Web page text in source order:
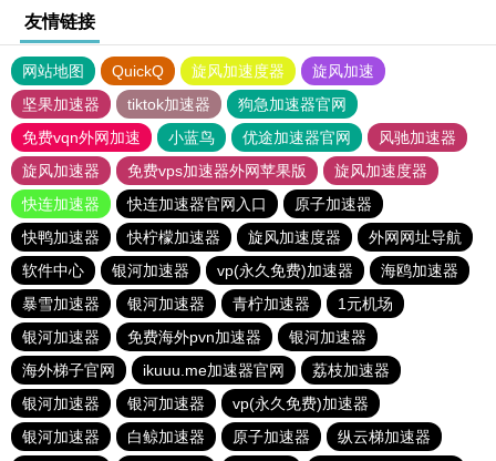
友情链接
网站地图 QuickQ 旋风加速度器
旋风加速
坚果加速器
tiktok加速器
狗急加速器官网
免费vqn外网加速
小蓝鸟 优途加速器官网
风驰加速器
旋风加速器
免费vps加速器外网苹果版
旋风加速度器
快连加速器
快连加速器官网入口
原子加速器
快鸭加速器
快柠檬加速器 旋风加速度器
外网网址导航
软件中心
银河加速器 vp(永久免费)加速器
海鸥加速器
暴雪加速器
银河加速器 青柠加速器
1元机场
银河加速器
免费海外pvn加速器
银河加速器
海外梯子官网
ikuuu.me加速器官网
荔枝加速器
银河加速器
银河加速器
vp(永久免费)加速器
银河加速器
白鲸加速器 原子加速器 纵云梯加速器